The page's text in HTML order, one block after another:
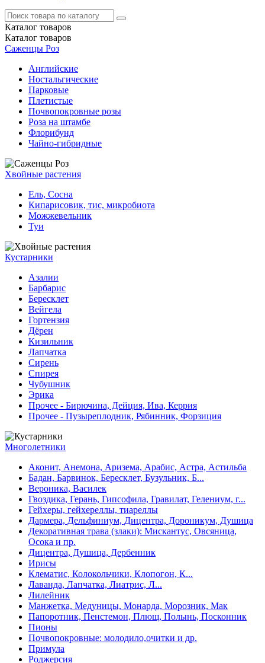
Каталог товаров
Каталог товаров
Саженцы Роз
Английские
Ностальгические
Парковые
Плетистые
Почвопокровные розы
Роза на штамбе
Флорибунд
Чайно-гибридные
Хвойные растения
Ель, Сосна
Кипарисовик, тис, микробиота
Можжевельник
Туи
Кустарники
Азалии
Барбарис
Бересклет
Вейгела
Гортензия
Дёрен
Кизильник
Лапчатка
Сирень
Спирея
Чубушник
Эрика
Прочее - Бирючина, Дейция, Ива, Керрия
Прочее - Пузыреплодник, Рябинник, Форзиция
Многолетники
Аконит, Анемона, Аризема, Арабис, Астра, Астильба
Бадан, Барвинок, Бересклет, Бузульник, Б...
Вероника, Василек
Гвоздика, Герань, Гипсофила, Гравилат, Гелениум, г...
Гейхеры, гейхереллы, тиареллы
Дармера, Дельфиниум, Дицентра, Дороникум, Душица
Декоративная трава (злаки): Мискантус, Овсяница,
Осока и пр.
Дицентра, Душица, Дербенник
Ирисы
Клематис, Колокольчики, Клопогон, К...
Лаванда, Лапчатка, Лиатрис, Л...
Лилейник
Манжетка, Медуницы, Монарда, Морозник, Мак
Папоротник, Пенстемон, Плющ, Полынь, Посконник
Пионы
Почвопокровные: молодило,очитки и др.
Примула
Роджерсия